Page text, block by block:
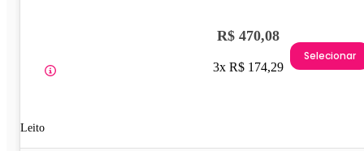
Leito
R$ 470,08
3x R$ 174,29
Selecionar